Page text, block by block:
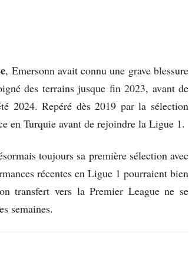
, Emersonn avait connu une grave blessure
des terrains jusque fin 2023, avant de
2024. Repéré dès 2019 par la sélection
en Turquie avant de rejoindre la Ligue 1.
toujours sa première sélection avec
récentes en Ligue 1 pourraient bien
transfert vers la Premier League ne se
semaines.